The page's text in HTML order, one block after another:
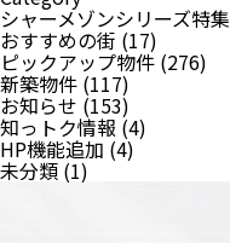
シャーメゾンシリーズ特集
おすすめの街 (17)
ピックアップ物件 (276)
新築物件 (117)
お知らせ (153)
知っトク情報 (4)
HP機能追加 (4)
未分類 (1)